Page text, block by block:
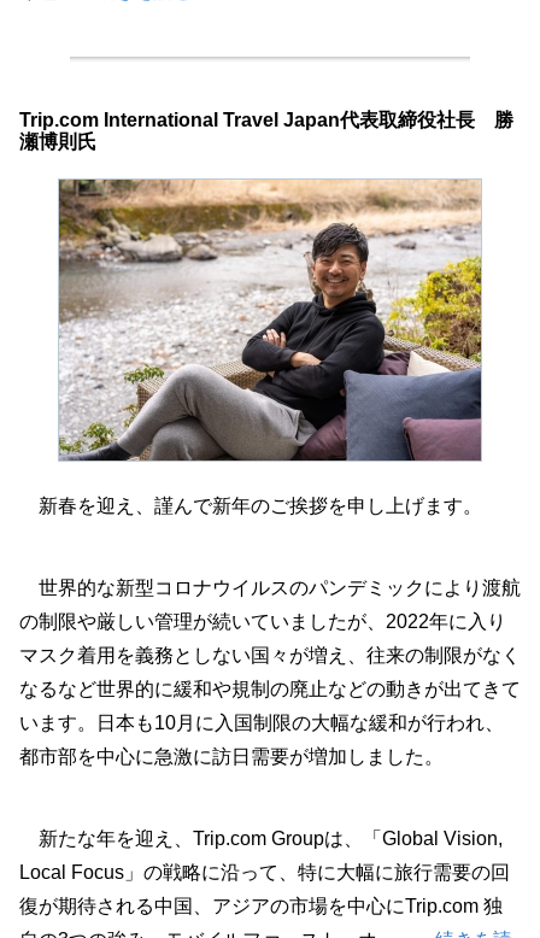
Trip.com International Travel Japan代表取締役社長 勝
瀬博則氏
新春を迎え、謹んで新年のご挨拶を申し上げます。
世界的な新型コロナウイルスのパンデミックにより渡航
の制限や厳しい管理が続いていましたが、2022年に入り
マスク着用を義務としない国々が増え、往来の制限がなく
なるなど世界的に緩和や規制の廃止などの動きが出てきて
います。日本も10月に入国制限の大幅な緩和が行われ、
都市部を中心に急激に訪日需要が増加しました。
新たな年を迎え、Trip.com Groupは、「Global Vision,
Local Focus」の戦略に沿って、特に大幅に旅行需要の回
復が期待される中国、アジアの市場を中心にTrip.com 独